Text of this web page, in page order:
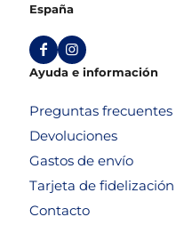
España
Ayuda e información
Preguntas frecuentes
Devoluciones
Gastos de envío
Tarjeta de fidelización
Contacto